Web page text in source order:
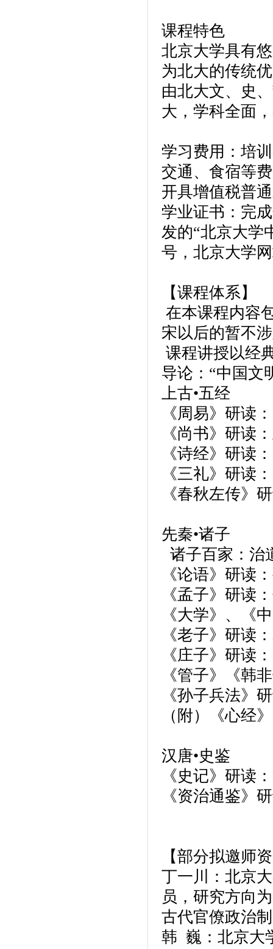
课程特色
北京大学具有
为北大的传统
由北大文、史
大，学科全面
学习费用：培
交通、食宿等
开具增值税普
学业证书：完
发的“北京大学
号，北京大学
【课程体系】
在本课程内容
宋以后的暂不
课程讲授以经
导论：“中国文
上古•五经
《周易》研读
《尚书》研读
《诗经》研读
《三礼》研读
《春秋左传》
先秦•诸子
诸子百家：治
《论语》研读
《孟子》研读
《大学》、《
《老子》研读
《庄子》研读
《管子》《韩
《孙子兵法》
（附）《心经
汉唐•史鉴
《史记》研读
《资治通鉴》
【部分拟邀师
丁一川：北京
员，研究方向
古代官僚政治
韩 巍：北京大